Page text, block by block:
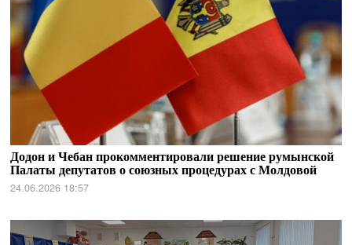
Додон и Чебан прокомментировали решение румынской
Палаты депутатов о союзных процедурах с Молдовой
24.06.2026 18:57